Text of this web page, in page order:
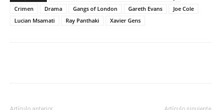
Crimen
Drama Gangs of London Gareth Evans
Joe Cole
Lucian Msamati
Ray Panthaki Xavier Gens